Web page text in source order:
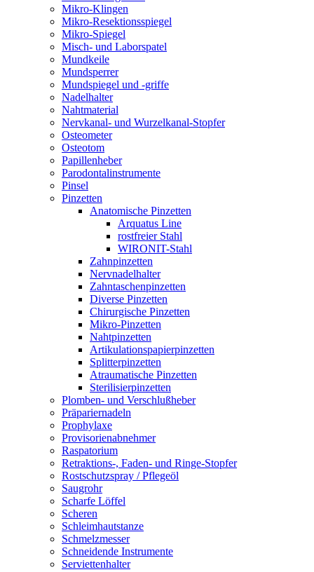
Mikro-Klingen
Mikro-Resektionsspiegel
Mikro-Spiegel
Misch- und Laborspatel
Mundkeile
Mundsperrer
Mundspiegel und -griffe
Nadelhalter
Nahtmaterial
Nervkanal- und Wurzelkanal-Stopfer
Osteometer
Osteotom
Papillenheber
Parodontalinstrumente
Pinsel
Pinzetten
Anatomische Pinzetten
Arquatus Line
rostfreier Stahl
WIRONIT-Stahl
Zahnpinzetten
Nervnadelhalter
Zahntaschenpinzetten
Diverse Pinzetten
Chirurgische Pinzetten
Mikro-Pinzetten
Nahtpinzetten
Artikulationspapierpinzetten
Splitterpinzetten
Atraumatische Pinzetten
Sterilisierpinzetten
Plomben- und Verschlußheber
Präpariernadeln
Prophylaxe
Provisorienabnehmer
Raspatorium
Retraktions-, Faden- und Ringe-Stopfer
Rostschutzspray / Pflegeöl
Saugrohr
Scharfe Löffel
Scheren
Schleimhautstanze
Schmelzmesser
Schneidende Instrumente
Serviettenhalter